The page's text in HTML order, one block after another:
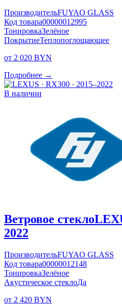
ПроизводительFUYAO GLASS
Код товара00000012995
ТонировкаЗелёное
ПокрытиеТеплопоглощающее
от 2 020 BYN
Подробнее →
В наличии
Ветровое стекло
2022
ПроизводительFUYAO GLASS
Код товара00000012148
ТонировкаЗелёное
Акустическое стеклоДа
от 2 420 BYN